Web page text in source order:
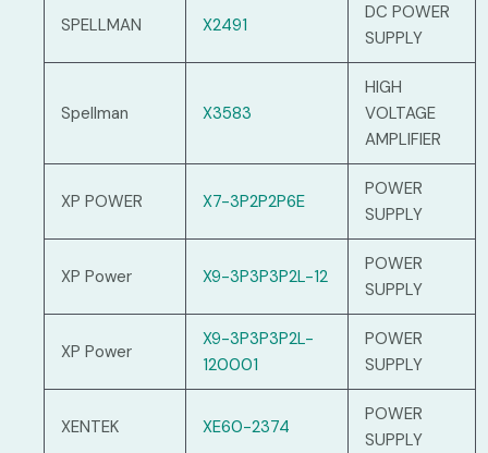
SPELLMAN X2491
DC POWER
SUPPLY
Spellman X3583
HIGH
VOLTAGE
AMPLIFIER
XP POWER X7-3P2P2P6E
POWER
SUPPLY
XP Power X9-3P3P3P2L-12
POWER
SUPPLY
XP Power
X9-3P3P3P2L-
120001
POWER
SUPPLY
XENTEK XE60-2374
POWER
SUPPLY